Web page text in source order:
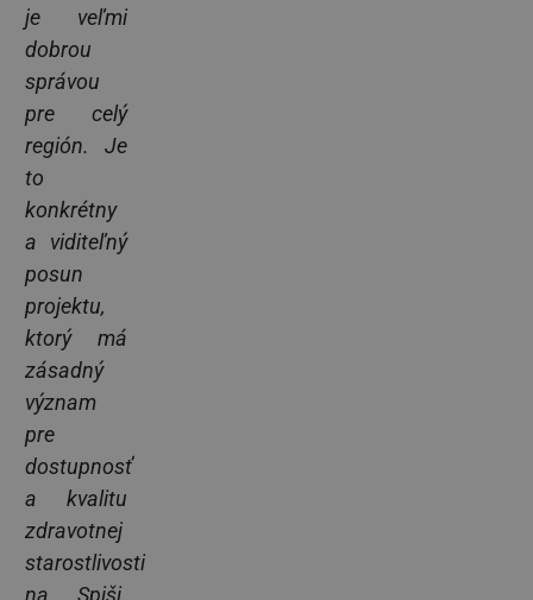
je veľmi
dobrou
správou
pre celý
región. Je
to
konkrétny
a viditeľný
posun
projektu,
ktorý má
zásadný
význam
pre
dostupnosť
a kvalitu
zdravotnej
starostlivosti